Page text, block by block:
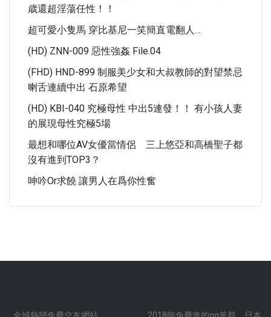
歳還超淫蕩任性！！
超可愛小隻馬 穿比基尼一笑簡直電翻人…
(HD) ZNN-009 惡性強姦 File.04
(FHD) HND-899 制服美少女和大叔教師的對望禁忌
喇舌連續中出 石原希望
(HD) KBI-040 究極母性 中出5連發！！ 有小孩人妻
的展現母性究極5場
最想和哪位AV女優當情侶 三上悠亞和高橋聖子都
沒有進到TOP3？
呻吟or求饒 讓男人在爲你性奮